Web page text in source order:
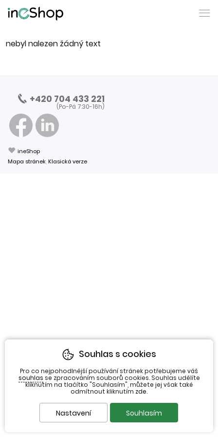
nebyl nalezen žádný text
+420 704 433 221
(Po-Pá 7:30-16h)
❤ ineShop
Mapa stránek Klasická verze
Souhlas s cookies
Pro co nejpohodlnější používání stránek potřebujeme váš
souhlas se zpracováním souborů cookies. Souhlas udělíte
kliknutím na tlačítko "Souhlasím", můžete jej však také
odmítnout kliknutím zde.
Nastavení Souhlasím